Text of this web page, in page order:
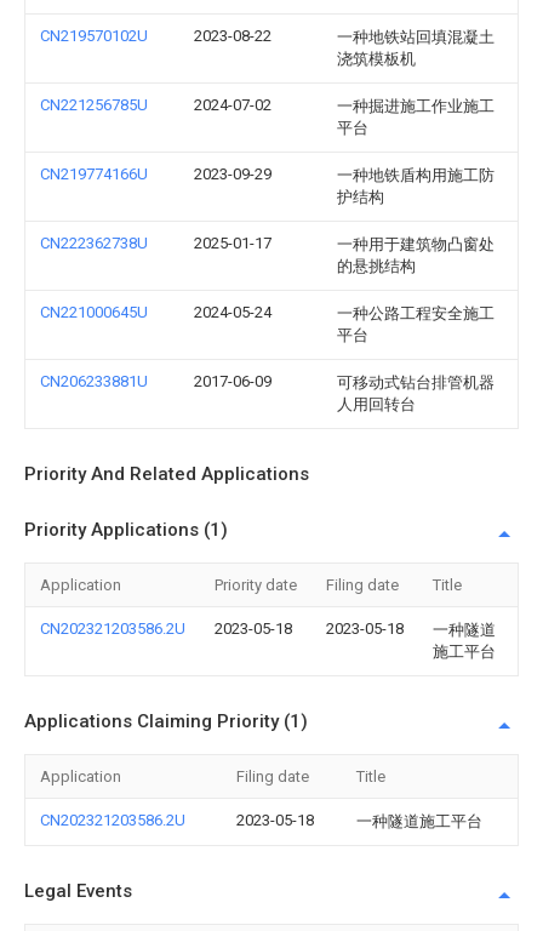
CN219570102U 2023-08-22
一种地铁站回填混凝土
浇筑模板机
CN221256785U 2024-07-02
一种掘进施工作业施工
平台
CN219774166U 2023-09-29
一种地铁盾构用施工防
护结构
CN222362738U 2025-01-17
一种用于建筑物凸窗处
的悬挑结构
CN221000645U 2024-05-24
一种公路工程安全施工
平台
CN206233881U 2017-06-09
可移动式钻台排管机器
人用回转台
Priority And Related Applications
Priority Applications (1)
Application Priority date Filing date Title
CN202321203586.2U 2023-05-18 2023-05-18
一种隧道
施工平台
Applications Claiming Priority (1)
Application Filing date Title
CN202321203586.2U 2023-05-18 一种隧道施工平台
Legal Events